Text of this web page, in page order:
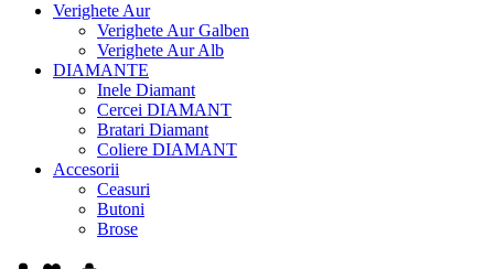
Verighete Aur
Verighete Aur Galben
Verighete Aur Alb
DIAMANTE
Inele Diamant
Cercei DIAMANT
Bratari Diamant
Coliere DIAMANT
Accesorii
Ceasuri
Butoni
Brose